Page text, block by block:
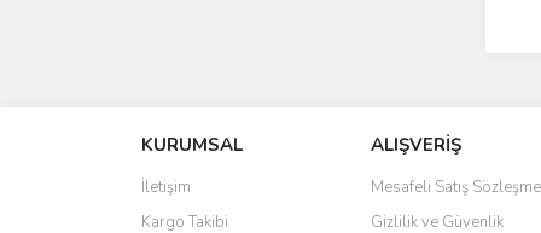
KURUMSAL
İletişim
Kargo Takibi
ALIŞVERİŞ
Mesafeli Satış
Gizlilik ve Güvenlik